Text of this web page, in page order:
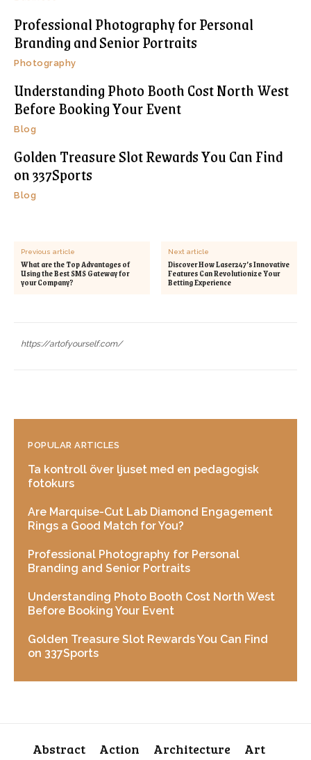
Professional Photography for Personal
Branding and Senior Portraits
Photography
Understanding Photo Booth Cost North West
Before Booking Your Event
Blog
Golden Treasure Slot Rewards You Can Find
on 337Sports
Blog
Previous article
What are the Top Advantages of
Using the Best SMS Gateway for
your Company?
Next article
Discover How Laser247’s Innovative
Features Can Revolutionize Your
Betting Experience
https://artofyourself.com/
POPULAR ARTICLES
Ta kontroll över ljuset med en pedagogisk
fotokurs
Are Marquise-Cut Lab Diamond Engagement
Rings a Good Match for You?
Professional Photography for Personal
Branding and Senior Portraits
Understanding Photo Booth Cost North West
Before Booking Your Event
Golden Treasure Slot Rewards You Can Find
on 337Sports
Abstract Action Architecture Art